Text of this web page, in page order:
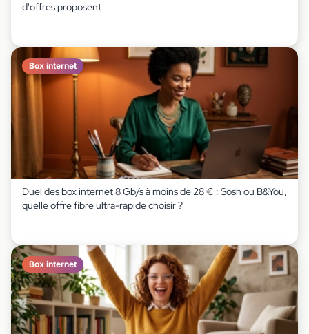
d'offres proposent
Box internet
Duel des box internet 8 Gb/s à moins de 28 € : Sosh ou B&You,
quelle offre fibre ultra-rapide choisir ?
Box internet